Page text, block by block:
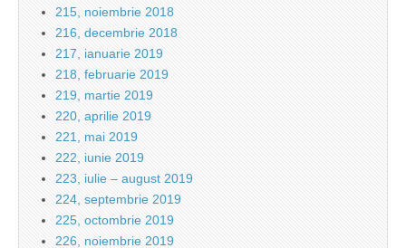
215, noiembrie 2018
216, decembrie 2018
217, ianuarie 2019
218, februarie 2019
219, martie 2019
220, aprilie 2019
221, mai 2019
222, iunie 2019
223, iulie – august 2019
224, septembrie 2019
225, octombrie 2019
226, noiembrie 2019